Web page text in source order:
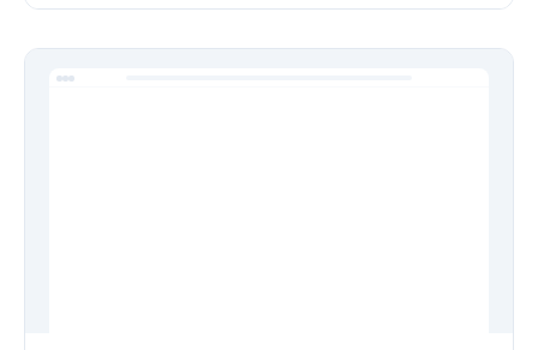
Charaktere erstellen und die Modelle über eine API
nutzen. Die Plattform ist besonders bei Gamern und